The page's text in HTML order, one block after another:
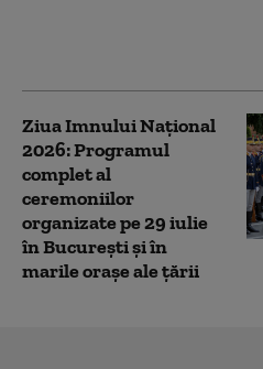
Ziua Imnului Național
2026: Programul
complet al
ceremoniilor
organizate pe 29 iulie
în București și în
marile orașe ale țării